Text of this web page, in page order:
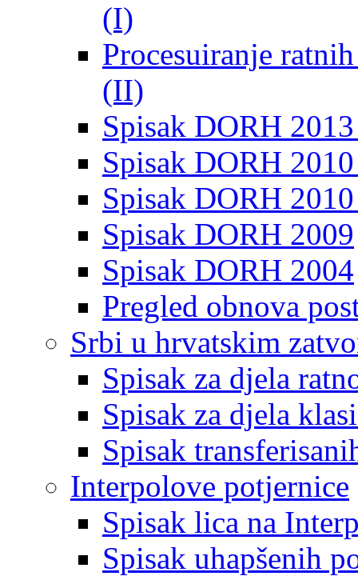
(I)
Procesuiranje
(II)
Spisak DORH
Spisak DORH
Spisak DORH
Spisak DORH 2009
Spisak DORH 2004
Pregled obnova
Srbi u hrvatskim
Spisak za djela
Spisak za djela
Spisak
Interpolove potjernice
Spisak lica na
Spisak uhapšenih